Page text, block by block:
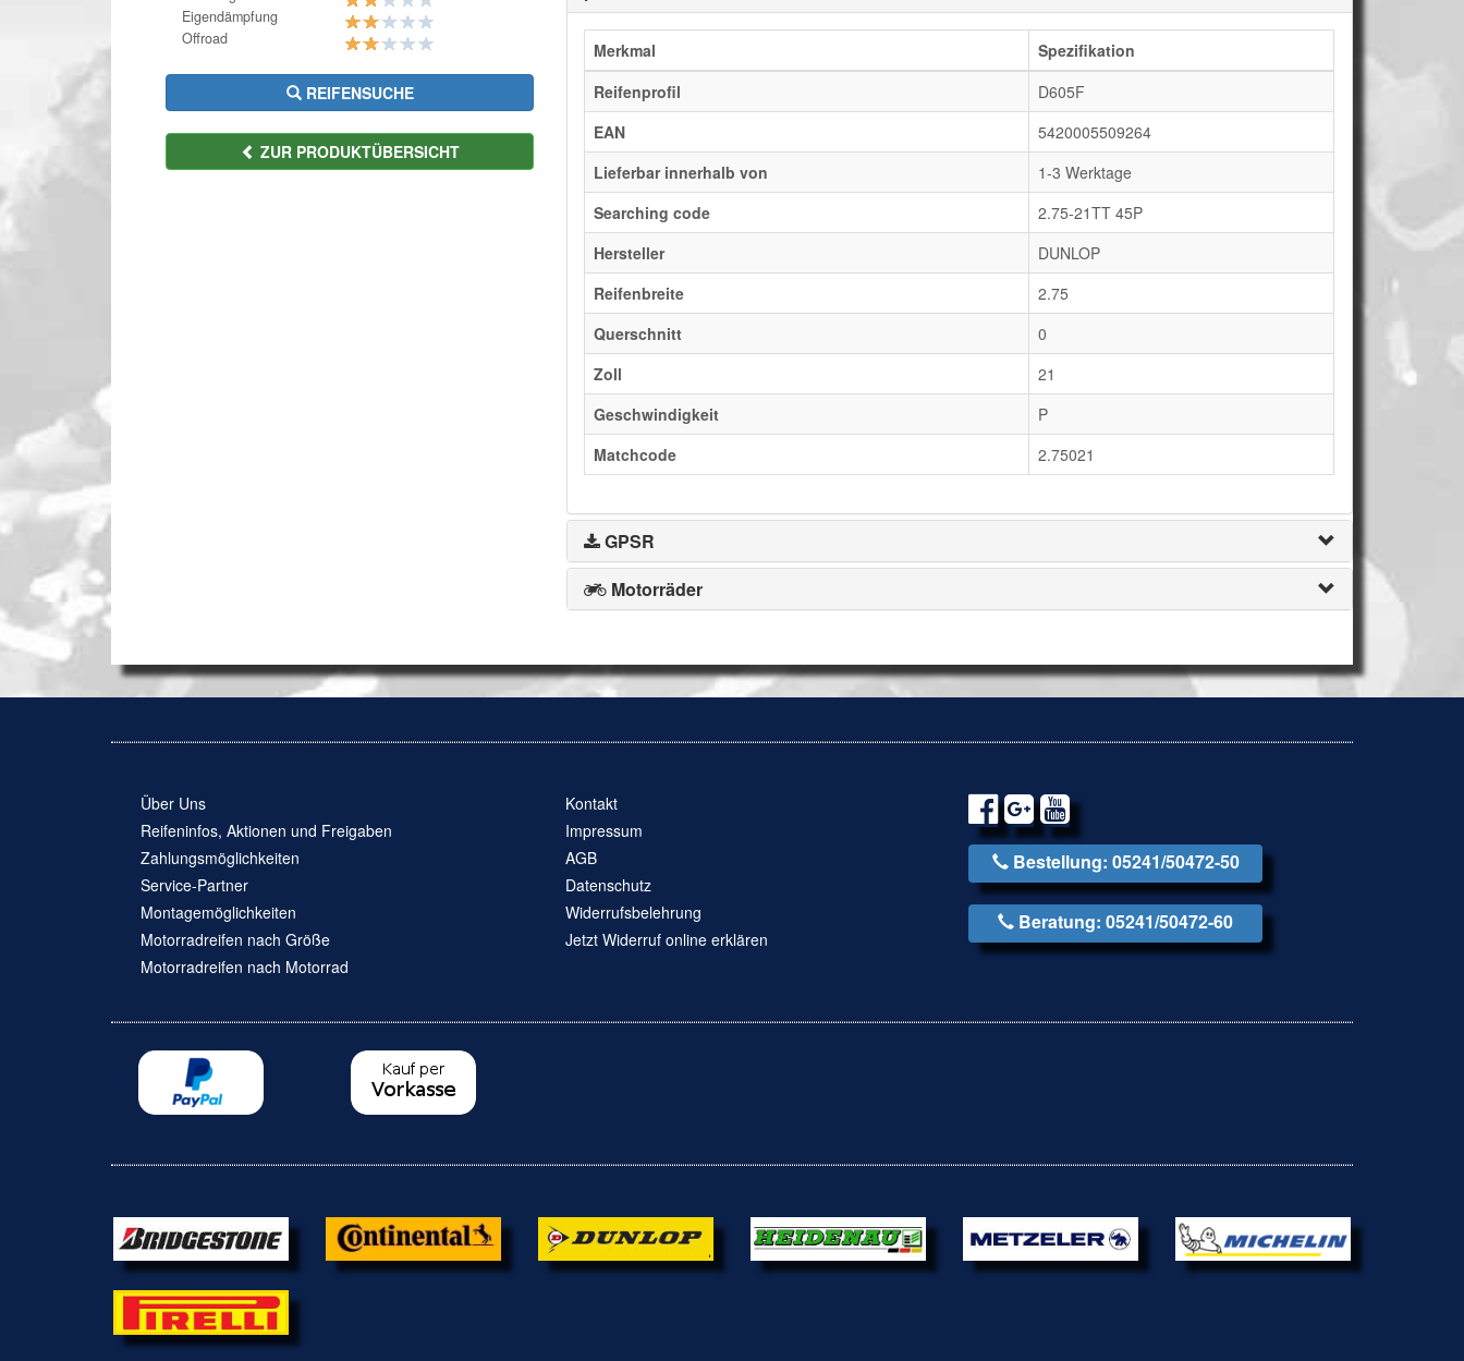
Eigendämpfung
Offroad
REIFENSUCHE
ZUR PRODUKTÜBERSICHT
Merkmal
Spezifikation
Reifenprofil
D605F
EAN
5420005509264
Lieferbar innerhalb von
1-3 Werktage
Searching code
2.75-21TT 45P
Hersteller
DUNLOP
Reifenbreite
2.75
Querschnitt
0
Zoll
21
Geschwindigkeit
P
Matchcode
2.75021
GPSR
Motorräder
Über Uns
Reifeninfos, Aktionen und Freigaben
Zahlungsmöglichkeiten
Service-Partner
Montagemöglichkeiten
Motorradreifen nach Größe
Motorradreifen nach Motorrad
Kontakt
Impressum
AGB
Datenschutz
Widerrufsbelehrung
Jetzt Widerruf online erklären
Bestellung: 05241/50472-50
Beratung: 05241/50472-60